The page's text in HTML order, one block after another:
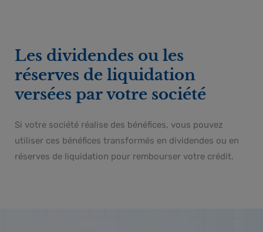
Les dividendes ou les
réserves de liquidation
versées par votre société
Si votre société réalise des bénéfices, vous pouvez
utiliser ces bénéfices transformés en dividendes ou en
réserves de liquidation pour rembourser votre crédit.